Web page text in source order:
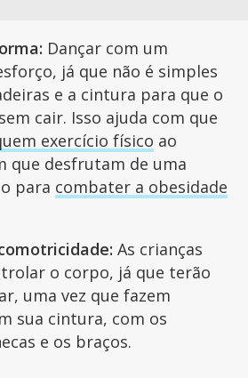
Dançar com um
já que não é simples
e a cintura para que o
cair. Isso ajuda com que
exercício físico ao
que desfrutam de uma
para combater a obesidade
As crianças
o corpo, já que terão
uma vez que fazem
sua cintura, com os
e os braços.